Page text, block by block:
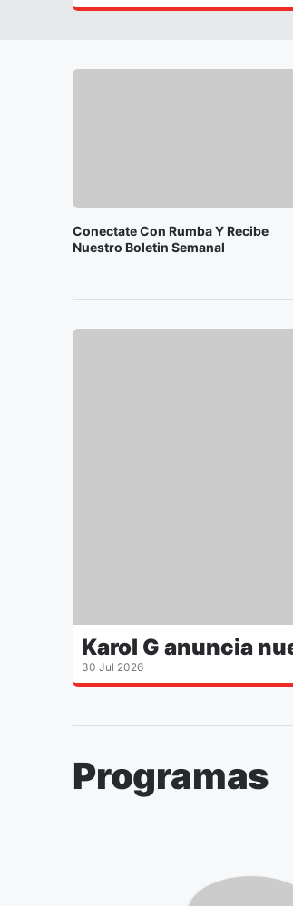
Conectate Con Rumba Y Recibe
Nuestro Boletin Semanal
Karol G anuncia
30 Jul 2026
Programas